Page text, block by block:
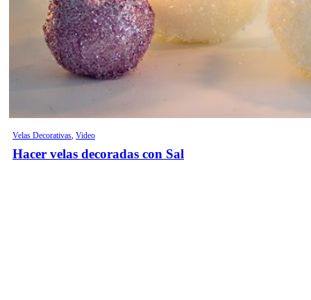
Velas Decorativas, Video
Hacer velas decoradas con Sal